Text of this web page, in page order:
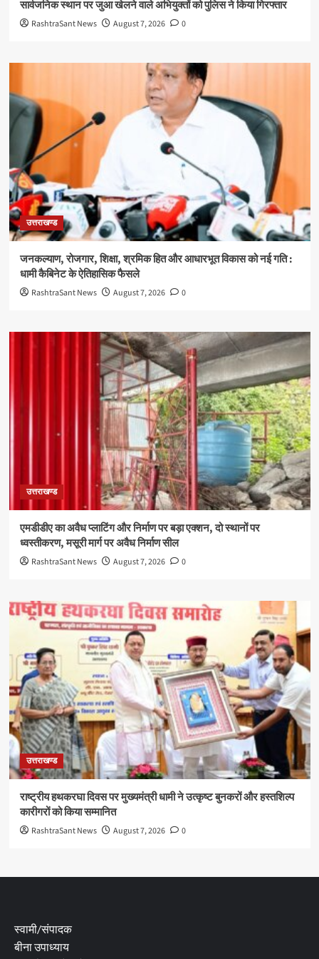
सार्वजनिक स्थान पर जुआ खेलने वाले अभियुक्तों को पुलिस ने किया गिरफ्तार
RashtraSant News August 7, 2026 0
उत्तराखण्ड
जनकल्याण, रोजगार, शिक्षा, श्रमिक हित और आधारभूत विकास को नई गति :
धामी कैबिनेट के ऐतिहासिक फैसले
RashtraSant News August 7, 2026 0
उत्तराखण्ड
एमडीडीए का अवैध प्लाटिंग और निर्माण पर बड़ा एक्शन, दो स्थानों पर
ध्वस्तीकरण, मसूरी मार्ग पर अवैध निर्माण सील
RashtraSant News August 7, 2026 0
उत्तराखण्ड
राष्ट्रीय हथकरघा दिवस पर मुख्यमंत्री धामी ने उत्कृष्ट बुनकरों और हस्तशिल्प
कारीगरों को किया सम्मानित
RashtraSant News August 7, 2026 0
स्वामी/संपादक
बीना उपाध्याय